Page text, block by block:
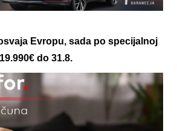
Evropu, sada po specijalnoj
do 31.8.